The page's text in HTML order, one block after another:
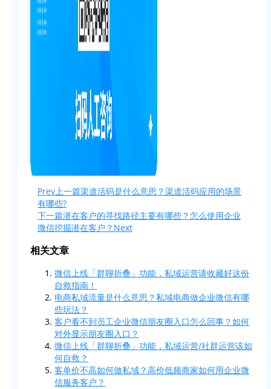
Prev上一篇渠道活码是什么意思？渠道活码应用的场景
有哪些?
下一篇潜在客户的寻找路径主要有哪些？怎么使用企业
微信挖掘潜在客户？ Next
相关文章
微信上线「群聊折叠」功能，私域运营请收藏好这份
自救指南！
电商私域流量是什么意思？私域电商做企业微信有哪
些玩法？
客户看不到员工企业微信朋友圈入口怎么回事？如何
对外显示朋友圈入口？
微信上线「群聊折叠」功能，私域运营/社群运营该如
何自救？
客单价不高如何做私域？高价低频商家如何用企业微
信服务客户？